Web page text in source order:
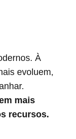
À
evoluem,
mais
recursos.